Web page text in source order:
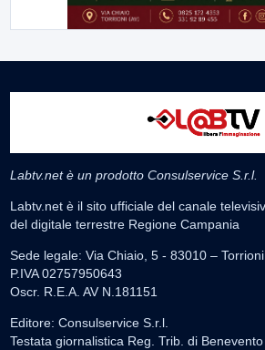
Labtv.net è un prodotto Consulservice S.r.l.
Labtv.net è il sito ufficiale del canale
del digitale terrestre Regione Campania
Sede legale: Via Chiaio, 5 - 83010 – Torrioni
P.IVA 02757950643
Oscr. R.E.A. AV N.181151
Editore: Consulservice S.r.l.
Testata giornalistica Reg. Trib. di Benevento